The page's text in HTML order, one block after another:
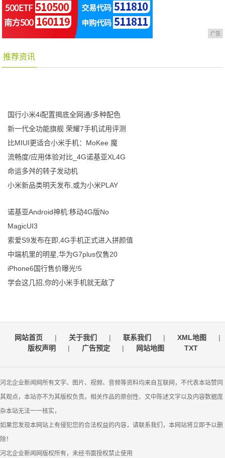
广告
推荐资讯
国行小米4i配置揭底全网通/多种配色
新一代全功能旗舰 荣耀7手机试用评测
比MIUI更适合小米手机：MoKee 魔
流畅度/应用体验对比_4G诺基亚XL4G
命运多舛的转子发动机
小米新品类明天发布,或为小米PLAY
诺基亚Android神机:移动4G版No
MagicUI3
索爱S9发布在即,4G手机正式进入拼颜值
中端机里的明星,华为G7plus仅售20
iPhone6国行售价曝光!5
学会这几招,你的小米手机就无敌了
网站首页 | 关于我们 | 联系我们 | XML地图
|
版权声明
| 广告预定 | 网站地图 TXT
河北企业新闻网所有文字、图片、视频、音频等资料均来自互联网，不代表本站赞同
其观点，本站亦不为其版权负责。相关作品的原创性、文中陈述文字以及内容数据庞
杂本站无法一一核实，
如果您发现本网站上有侵犯您的合法权益的内容，请联系我们，本网站将立即予以删
除！
河北企业新闻网版权所有，未经书面授权禁止使用